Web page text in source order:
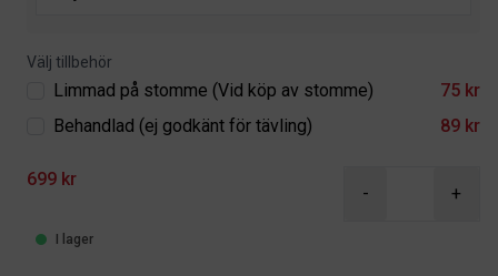
Välj tillbehör
Limmad på stomme (Vid köp av stomme)
75 kr
Behandlad (ej godkänt för tävling)
89 kr
699 kr
- +
I lager